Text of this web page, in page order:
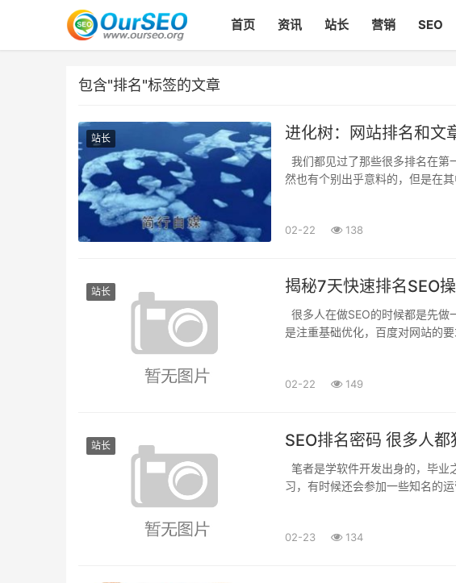
首页 资讯 站长 营销 SEO
包含"排名"标签的文章
站长 进化树：网站排名和文
我们都见过了那些很多排名在第
然也有个别出乎意料的，但是在
02-22 138
站长 揭秘7天快速排名SEO
很多人在做SEO的时候都是先做
是注重基础优化，百度对网站的
02-22 149
站长 SEO排名密码 很多人都
笔者是学软件开发出身的，毕业
习，有时候还会参加一些知名的
02-23 134